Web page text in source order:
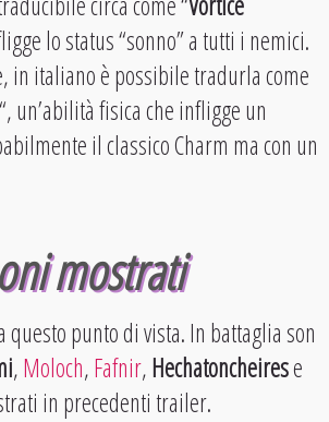
lo status “sonno” a tutti i nemici.
in italiano è possibile tradurla come
“, un’abilità fisica che infligge un
il classico Charm ma con un
mostrati
questo punto di vista. In battaglia son
,Moloch,Fafnir,Hechatoncheirese
in precedenti trailer.